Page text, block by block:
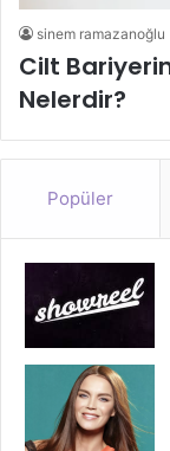
sinem ramazanoğlu
Cilt
Nelerdir?
Popüler